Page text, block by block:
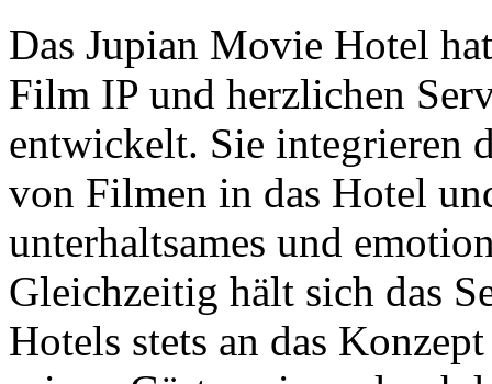
Das Jupian Movie Hotel
Film IP und herzlichen
entwickelt. Sie integrieren
von Filmen in das Hotel
unterhaltsames und
Gleichzeitig hält sich das
Hotels stets an das